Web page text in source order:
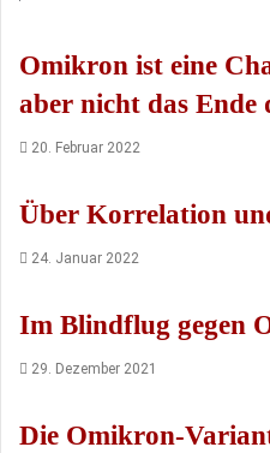
Omikron ist eine
aber nicht das Ende
20. Februar 2022
Über Korrelation
24. Januar 2022
Im Blindflug gegen
29. Dezember 2021
Die Omikron-